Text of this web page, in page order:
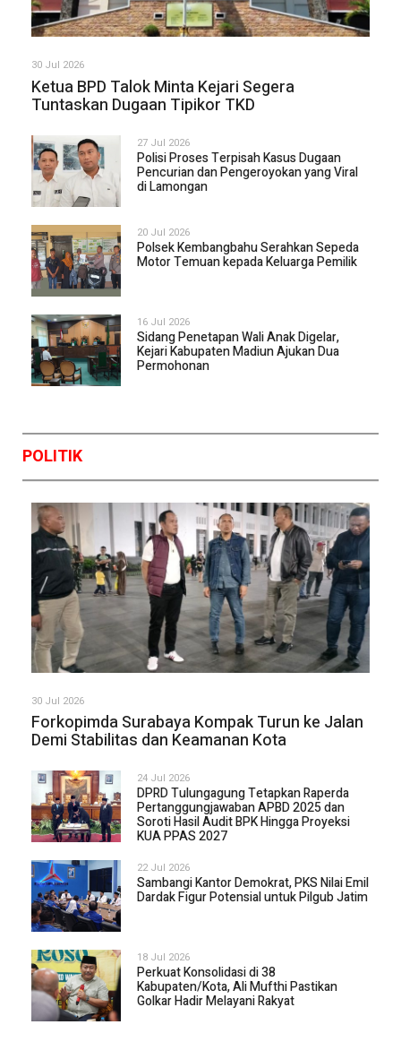
30 Jul 2026
Ketua BPD Talok Minta Kejari Segera
Tuntaskan Dugaan Tipikor TKD
27 Jul 2026
Polisi Proses Terpisah Kasus Dugaan
Pencurian dan Pengeroyokan yang Viral
di Lamongan
20 Jul 2026
Polsek Kembangbahu Serahkan Sepeda
Motor Temuan kepada Keluarga Pemilik
16 Jul 2026
Sidang Penetapan Wali Anak Digelar,
Kejari Kabupaten Madiun Ajukan Dua
Permohonan
POLITIK
30 Jul 2026
Forkopimda Surabaya Kompak Turun ke Jalan
Demi Stabilitas dan Keamanan Kota
24 Jul 2026
DPRD Tulungagung Tetapkan Raperda
Pertanggungjawaban APBD 2025 dan
Soroti Hasil Audit BPK Hingga Proyeksi
KUA PPAS 2027
22 Jul 2026
Sambangi Kantor Demokrat, PKS Nilai Emil
Dardak Figur Potensial untuk Pilgub Jatim
18 Jul 2026
Perkuat Konsolidasi di 38
Kabupaten/Kota, Ali Mufthi Pastikan
Golkar Hadir Melayani Rakyat